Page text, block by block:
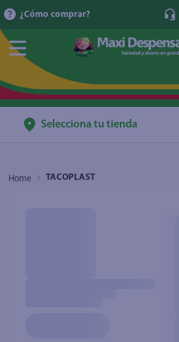
¿Cómo comprar?
Selecciona tu tienda
TACOPLAST